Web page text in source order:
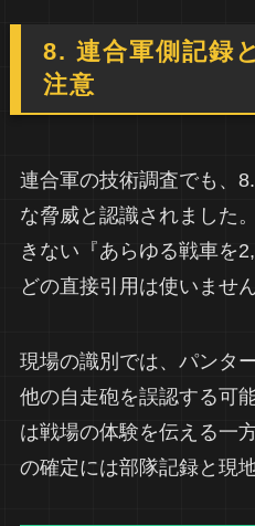
8. 連合軍側記録
注意
連合軍の技術調査でも、
な脅威と認識されました
きない『あらゆる戦車を
どの直接引用は使いません
現場の識別では、パンタ
他の自走砲を誤認する可
は戦場の体験を伝える一
の確定には部隊記録と現